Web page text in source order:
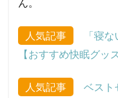
ん。
人気記事
「寝
【おすすめ快眠グッ
人気記事
ベスト